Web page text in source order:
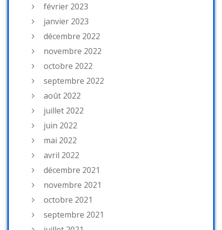
février 2023
janvier 2023
décembre 2022
novembre 2022
octobre 2022
septembre 2022
août 2022
juillet 2022
juin 2022
mai 2022
avril 2022
décembre 2021
novembre 2021
octobre 2021
septembre 2021